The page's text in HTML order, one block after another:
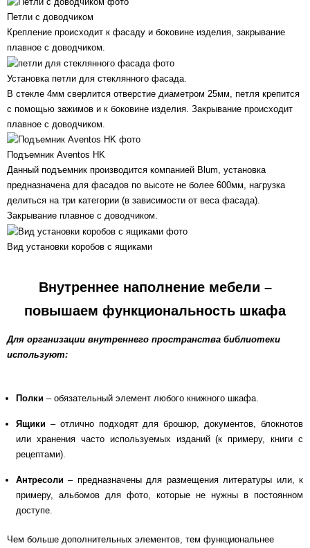
Петли с доводчиком
Крепление происходит к фасаду и боковине изделия, закрывание
плавное с доводчиком.
Установка петли для стеклянного фасада.
В стекле 4мм сверлится отверстие диаметром 25мм, петля крепится
с помощью зажимов и к боковине изделия. Закрывание происходит
плавное с доводчиком.
Подъемник Aventos HK
Данный подъемник производится компанией Blum, установка
предназначена для фасадов по высоте не более 600мм, нагрузка
делиться на три категории (в зависимости от веса фасада).
Закрывание плавное с доводчиком.
Вид установки коробов с ящиками
Внутреннее наполнение мебели –
повышаем функциональность шкафа
Для организации внутреннего пространства библиотеки
используют:
Полки – обязательный элемент любого книжного шкафа.
Ящики – отлично подходят для брошюр, документов, блокнотов
или хранения часто используемых изданий (к примеру, книги с
рецептами).
Антресоли– предназначены для размещения литературы или, к
примеру, альбомов для фото, которые не нужны в постоянном
доступе.
Чем больше дополнительных элементов, тем функциональнее